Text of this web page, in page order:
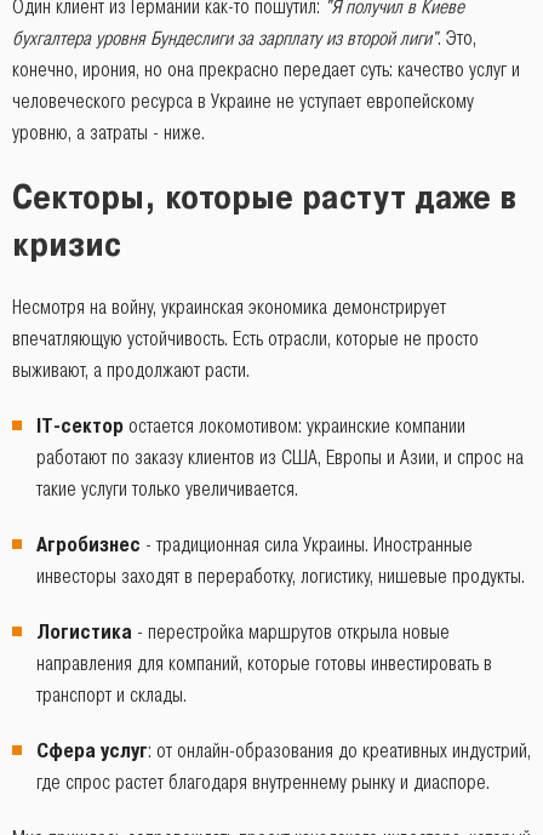
Один клиент из Германии как-то пошутил: "Я получил в Киеве
бухгалтера уровня Бундеслиги за зарплату из второй лиги". Это,
конечно, ирония, но она прекрасно передает суть: качество услуг и
человеческого ресурса в Украине не уступает европейскому
уровню, а затраты - ниже.
Секторы, которые растут даже в
кризис
Несмотря на войну, украинская экономика демонстрирует
впечатляющую устойчивость. Есть отрасли, которые не просто
выживают, а продолжают расти.
IT-сектор остается локомотивом: украинские компании
работают по заказу клиентов из США, Европы и Азии, и спрос на
такие услуги только увеличивается.
Агробизнес - традиционная сила Украины. Иностранные
инвесторы заходят в переработку, логистику, нишевые продукты.
Логистика - перестройка маршрутов открыла новые
направления для компаний, которые готовы инвестировать в
транспорт и склады.
Сфера услуг: от онлайн-образования до креативных индустрий,
где спрос растет благодаря внутреннему рынку и диаспоре.